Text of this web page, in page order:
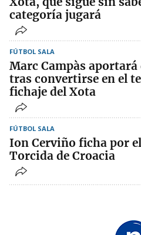
categoría jugará
FÚTBOL SALA
Marc Campàs aportará
tras convertirse en el
fichaje del Xota
FÚTBOL SALA
Ion Cerviño ficha por
Torcida de Croacia